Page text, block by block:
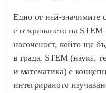
Едно от най-значимите
е откриването на STEM
насоченост, който ще
в града. STEM (наука,
и математика) е
интегрираното